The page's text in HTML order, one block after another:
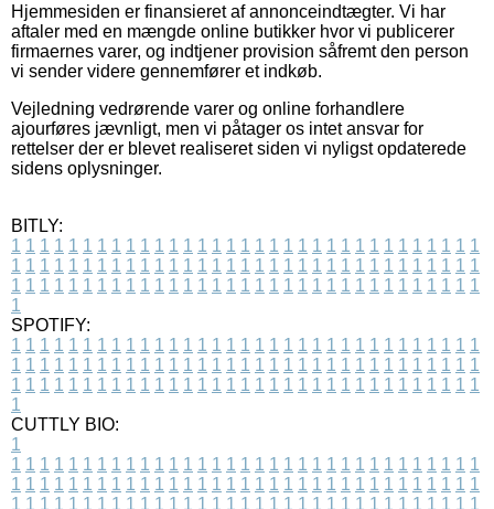
Hjemmesiden er finansieret af annonceindtægter. Vi har
aftaler med en mængde online butikker hvor vi publicerer
firmaernes varer, og indtjener provision såfremt den person
vi sender videre gennemfører et indkøb.
Vejledning vedrørende varer og online forhandlere
ajourføres jævnligt, men vi påtager os intet ansvar for
rettelser der er blevet realiseret siden vi nyligst opdaterede
sidens oplysninger.
BITLY:
1 1 1 1 1 1 1 1 1 1 1 1 1 1 1 1 1 1 1 1 1 1 1 1 1 1 1 1 1 1 1 1 1
1 1 1 1 1 1 1 1 1 1 1 1 1 1 1 1 1 1 1 1 1 1 1 1 1 1 1 1 1 1 1 1 1
1 1 1 1 1 1 1 1 1 1 1 1 1 1 1 1 1 1 1 1 1 1 1 1 1 1 1 1 1 1 1 1 1
1
SPOTIFY:
1 1 1 1 1 1 1 1 1 1 1 1 1 1 1 1 1 1 1 1 1 1 1 1 1 1 1 1 1 1 1 1 1
1 1 1 1 1 1 1 1 1 1 1 1 1 1 1 1 1 1 1 1 1 1 1 1 1 1 1 1 1 1 1 1 1
1 1 1 1 1 1 1 1 1 1 1 1 1 1 1 1 1 1 1 1 1 1 1 1 1 1 1 1 1 1 1 1 1
1
CUTTLY BIO:
1
1 1 1 1 1 1 1 1 1 1 1 1 1 1 1 1 1 1 1 1 1 1 1 1 1 1 1 1 1 1 1 1 1
1 1 1 1 1 1 1 1 1 1 1 1 1 1 1 1 1 1 1 1 1 1 1 1 1 1 1 1 1 1 1 1 1
1 1 1 1 1 1 1 1 1 1 1 1 1 1 1 1 1 1 1 1 1 1 1 1 1 1 1 1 1 1 1 1 1